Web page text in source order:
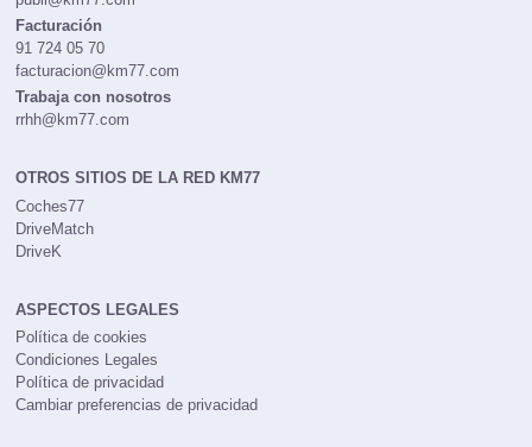
Facturación
91 724 05 70
facturacion@km77.com
Trabaja con nosotros
rrhh@km77.com
OTROS SITIOS DE LA RED KM77
Coches77
DriveMatch
DriveK
ASPECTOS LEGALES
Política de cookies
Condiciones Legales
Política de privacidad
Cambiar preferencias de privacidad